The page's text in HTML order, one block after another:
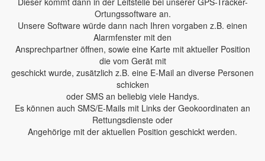
Ortungssoftware an.
Unsere Software würde dann nach Ihren vorgaben z.B. einen
Alarmfenster mit den
Ansprechpartner öffnen, sowie eine Karte mit aktueller Position
die vom Gerät mit
geschickt wurde, zusätzlich z.B. eine E-Mail an diverse Personen
schicken
oder SMS an beliebig viele Handys.
Es können auch SMS/E-Mails mit Links der Geokoordinaten an
Rettungsdienste oder
Angehörige mit der aktuellen Position geschickt werden.